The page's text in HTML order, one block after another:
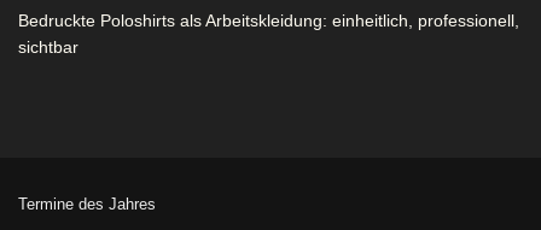
Bedruckte Poloshirts als Arbeitskleidung: einheitlich, professionell,
sichtbar
Termine des Jahres